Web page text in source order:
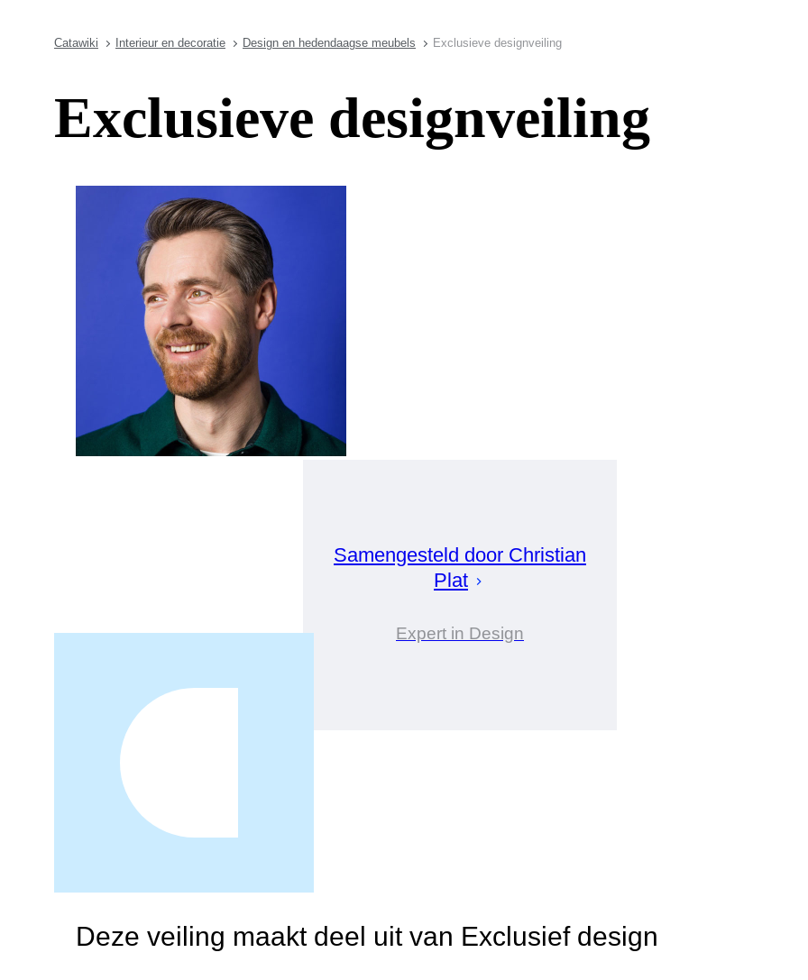
Catawiki Interieur en decoratie Design en hedendaagse meubels Exclusieve designveiling
Exclusieve designveiling
Samengesteld door Christian
Plat
Expert in Design
Deze veiling maakt deel uit van Exclusief design